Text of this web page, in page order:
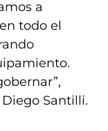
a
todo el
Santilli.